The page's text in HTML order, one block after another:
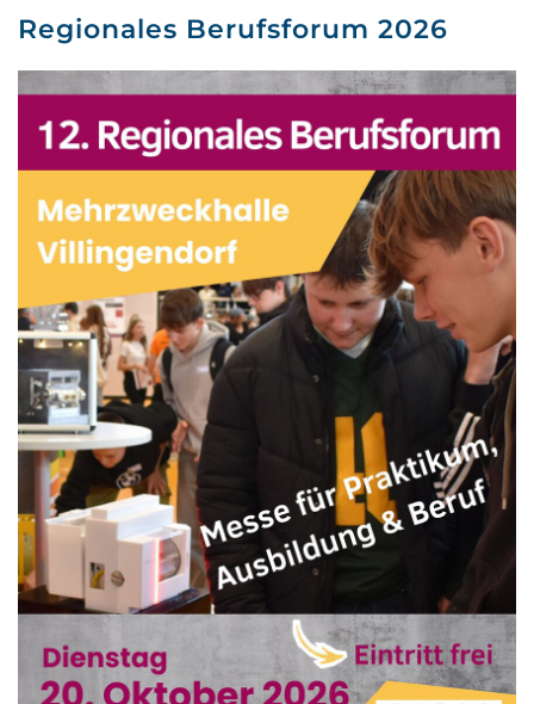
Regionales Berufsforum 2026